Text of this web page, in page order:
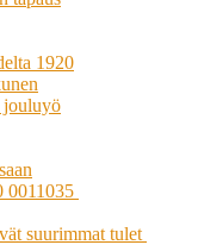
1920
jouluyö
0011035
suurimmat tulet